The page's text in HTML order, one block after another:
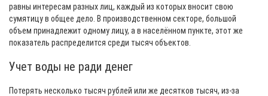
равны интересам разных лиц, каждый из которых вносит свою
сумятицу в общее дело. В производственном секторе, большой
объем принадлежит одному лицу, а в населённом пункте, этот же
показатель распределится среди тысяч объектов.
Учет воды не ради денег
Потерять несколько тысяч рублей или же десятков тысяч, из-за